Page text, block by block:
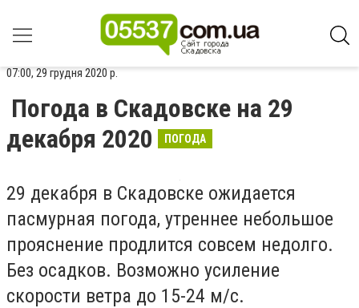
07:00, 29 грудня 2020 р.
Погода в Скадовске на 29
декабря 2020
ПОГОДА
29 декабря в Скадовске ожидается
пасмурная погода, утреннее небольшое
прояснение продлится совсем недолго.
Без осадков. Возможно усиление
скорости ветра до 15-24 м/с.